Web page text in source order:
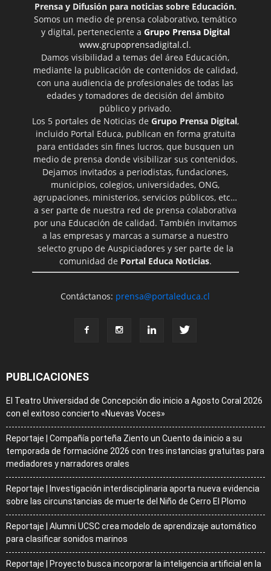
Prensa y Difusión para noticias sobre Educación.
Somos un medio de prensa colaborativo, temático
y digital, perteneciente a Grupo Prensa Digital
www.grupoprensadigital.cl.
Damos visibilidad a temas del área Educación,
mediante la publicación de contenidos de calidad,
con una audiencia de profesionales de todas las
edades y tomadores de decisión del ámbito
público y privado.
Los 5 portales de Noticias de Grupo Prensa Digital,
incluido Portal Educa, publican en forma gratuita
para entidades sin fines lucros, que busquen un
medio de prensa donde visibilizar sus contenidos.
Dejamos invitados a periodistas, fundaciones,
municipios, colegios, universidades, ONG,
agrupaciones, ministerios, servicios públicos, etc…
a ser parte de nuestra red de prensa colaborativa
por una Educación de calidad. También invitamos
a las empresas y marcas a sumarse a nuestro
selecto grupo de Auspiciadores y ser parte de la
comunidad de Portal Educa Noticias.
Contáctanos: prensa@portaleduca.cl
PUBLICACIONES
El Teatro Universidad de Concepción dio inicio a Agosto Coral 2026
con el exitoso concierto «Nuevas Voces»
Reportaje | Compañía porteña Ziento un Cuento da inicio a su
temporada de formacióne 2026 con tres instancias gratuitas para
mediadores y narradores orales
Reportaje | Investigación interdisciplinaria aporta nueva evidencia
sobre las circunstancias de muerte del Niño de Cerro El Plomo
Reportaje | Alumni UCSC crea modelo de aprendizaje automático
para clasificar sonidos marinos
Reportaje | Proyecto busca incorporar la inteligencia artificial en la